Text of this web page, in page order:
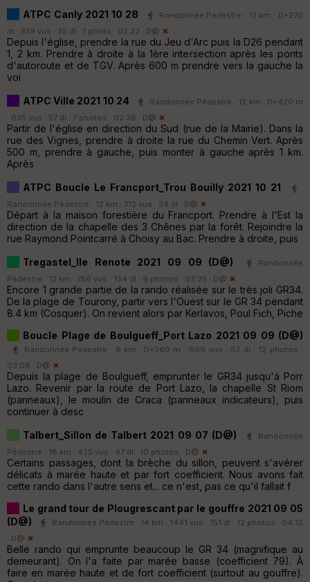
ATPC Canly 2021 10 28
Randonnée Pédestre · 11 km · D+270
m · 619 vus · 35 dl · 1 photo · 02:22 · D@
Depuis l'église, prendre la rue du Jeu d'Arc puis la D26 pendant
1, 2 km. Prendre à droite à la 1ère intersection après les ponts
d'autoroute et de TGV. Après 600 m prendre vers la gauche la
voi
ATPC Ville 2021 10 24
Randonnée Pédestre · 12 km · D+420 m
· 635 vus · 57 dl · 7 photos · 02:36 · D@
Partir de l'église en direction du Sud (rue de la Mairie). Dans la
rue des Vignes, prendre à droite la rue du Chemin Vert. Après
500 m, prendre à gauche, puis monter à gauche après 1 km.
Après
ATPC Boucle Le Francport_Trou Bouilly 2021 10 21
Randonnée Pédestre · 12 km · 712 vus · 34 dl · D@
Départ à la maison forestière du Francport. Prendre à l'Est la
direction de la chapelle des 3 Chênes par la forêt. Rejoindre la
rue Raymond Pointcarré à Choisy au Bac. Prendre à droite, puis
Tregastel_Ile Renote 2021 09 09 (D@)
Randonnée
Pédestre · 12 km · 756 vus · 134 dl · 9 photos · 03:35 · D@
Encore 1 grande partie de la rando réalisée sur le très joli GR34.
De la plage de Tourony, partir vers l'Ouest sur le GR 34 pendant
8.4 km (Cosquer). On revient alors par Kerlavos, Poul Fich, Piche
Boucle Plage de Boulgueff_Port Lazo 2021 09 09 (D@)
Randonnée Pédestre · 9 km · D+260 m · 669 vus · 53 dl · 12 photos ·
03:08 · D@
Depuis la plage de Boulgueff, emprunter le GR34 jusqu'à Porr
Lazo. Revenir par la route de Port Lazo, la chapelle St Riom
(panneaux), le moulin de Craca (panneaux indicateurs), puis
continuer à desc
Talbert_Sillon de Talbert 2021 09 07 (D@)
Randonnée
Pédestre · 18 km · 425 vus · 47 dl · 10 photos · D@
Certains passages, dont la brèche du sillon, peuvent s'avérer
délicats à marée haute et par fort coefficient. Nous avons fait
cette rando dans l'autre sens et... ce n'est, pas ce qu'il fallait f
Le grand tour de Plougrescant par le gouffre 2021 09 05
(D@)
Randonnée Pédestre · 14 km · 1441 vus · 151 dl · 12 photos · 04:13
· D@
Belle rando qui emprunte beaucoup le GR 34 (magnifique au
demeurant). On l'a faite par marée basse (coefficient 79). À
faire en marée haute et de fort coefficient (surtout au gouffre).